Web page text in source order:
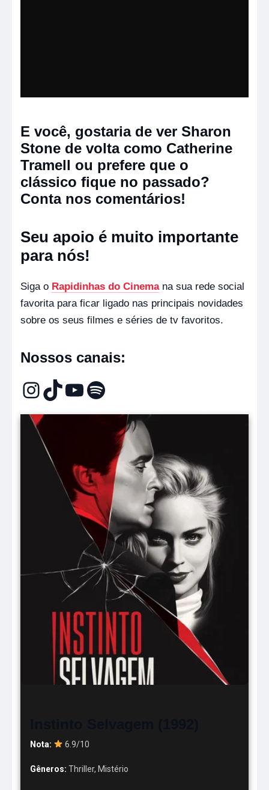
E você, gostaria de ver Sharon
Stone de volta como Catherine
Tramell ou prefere que o
clássico fique no passado?
Conta nos comentários!
Seu apoio é muito importante
para nós!
Siga o Rapidinhas do Cinemana sua rede social
favorita para ficar ligado nas principais novidades
sobre os seus filmes e séries de tv favoritos.
Nossos canais:
Nota: 6.9/10
Gêneros: Thriller, Mistério